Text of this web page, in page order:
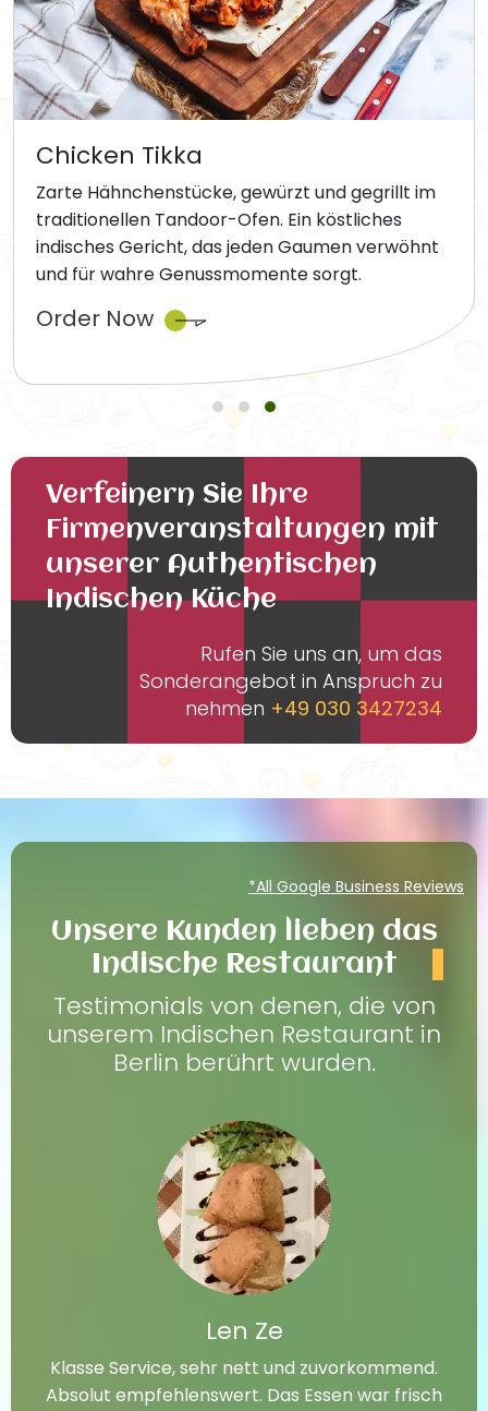
Chicken Tikka
Zarte Hähnchenstücke, gewürzt und gegrillt im
traditionellen Tandoor-Ofen. Ein köstliches
indisches Gericht, das jeden Gaumen verwöhnt
und für wahre Genussmomente sorgt.
Order Now
Verfeinern Sie Ihre
Firmenveranstaltungen mit
unserer Authentischen
Indischen Küche
Rufen Sie uns an, um das
Sonderangebot in Anspruch zu
nehmen +49 030 3427234
*All Google Business Reviews
Unsere Kunden lieben das
Indische Restaurant
Testimonials von denen, die von
unserem Indischen Restaurant in
Berlin berührt wurden.
Len Ze
Klasse Service, sehr nett und zuvorkommend.
Absolut empfehlenswert. Das Essen war frisch